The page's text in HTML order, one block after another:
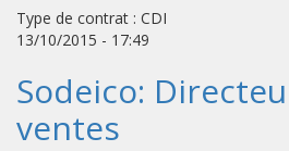
Type de contrat : CDI
13/10/2015 - 17:49
Sodeico:
ventes